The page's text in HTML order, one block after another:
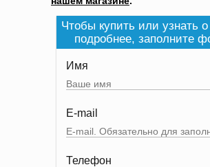
Чтобы купить или узнать о
подробнее, заполните
Имя
E-mail
Телефон